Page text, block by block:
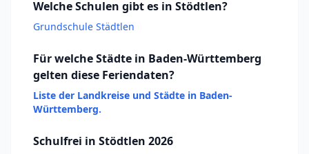
Welche Schulen gibt es in Stödtlen?
Grundschule Städtlen
Für welche Städte in Baden-Württemberg
gelten diese Feriendaten?
Liste der Landkreise und Städte in Baden-
Württemberg.
Schulfrei in Stödtlen 2026